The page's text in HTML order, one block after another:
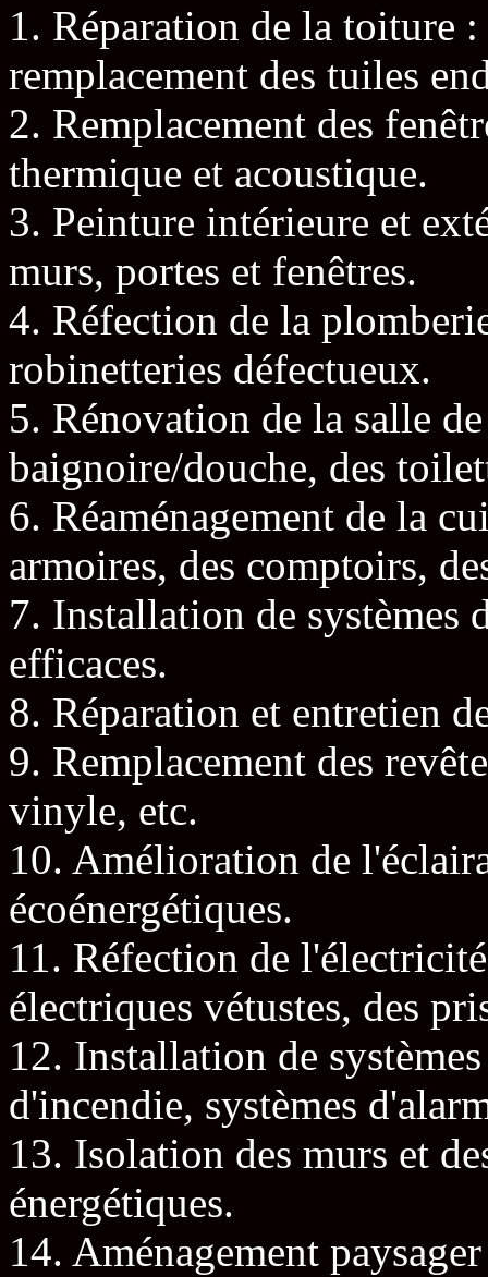
1. Réparation de la toiture
remplacement des tuiles
2. Remplacement des
thermique et acoustique.
3. Peinture intérieure et
murs, portes et fenêtres.
4. Réfection de la
robinetteries défectueux.
5. Rénovation de la salle
baignoire/douche, des
6. Réaménagement de la
armoires, des comptoirs,
7. Installation de systèmes
efficaces.
8. Réparation et entretien
9. Remplacement des
vinyle, etc.
10. Amélioration de
écoénergétiques.
11. Réfection de
électriques vétustes, des
12. Installation de
d'incendie, systèmes
13. Isolation des murs et
énergétiques.
14. Aménagement